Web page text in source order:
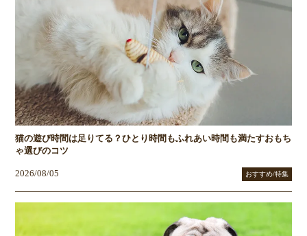
猫の遊び時間は足りてる？ひとり時間もふれあい時間も満たすおもち
ゃ選びのコツ
2026/08/05 おすすめ/特集